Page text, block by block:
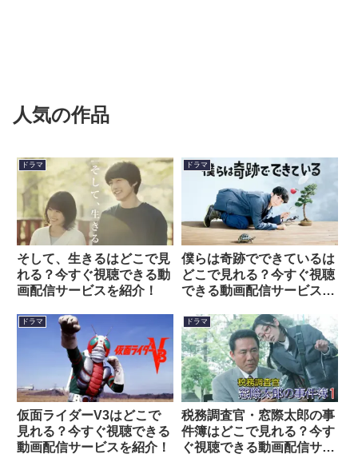
人気の作品
ドラマ
そして、生きるはどこで見
れる？今すぐ視聴できる動
画配信サービスを紹介！
ドラマ
僕らは奇跡でできているは
どこで見れる？今すぐ視聴
できる動画配信サービスを
ドラマ
仮面ライダーV3はどこで
見れる？今すぐ視聴できる
動画配信サービスを紹介！
ドラマ
税務調査官・窓際太郎の事
件簿はどこで見れる？今す
ぐ視聴できる動画配信サー